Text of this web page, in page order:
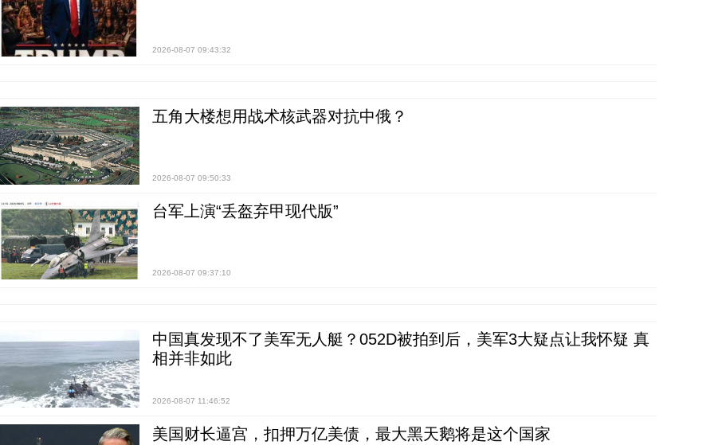
2026-08-07 09:43:32
五角大楼想用战术核武器对抗中俄？
2026-08-07 09:50:33
台军上演“丢盔弃甲现代版”
2026-08-07 09:37:10
中国真发现不了美军无人艇？052D被拍到后，美军3大疑点让我怀疑 真
相并非如此
2026-08-07 11:46:52
美国财长逼宫，扣押万亿美债，最大黑天鹅将是这个国家